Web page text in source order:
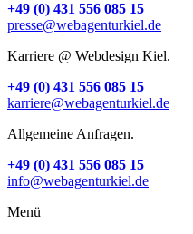
+49 (0) 431 556 085 15
presse@webagenturkiel.de
Karriere @ Webdesign Kiel.
+49 (0) 431 556 085 15
karriere@webagenturkiel.de
Allgemeine Anfragen.
+49 (0) 431 556 085 15
info@webagenturkiel.de
Menü